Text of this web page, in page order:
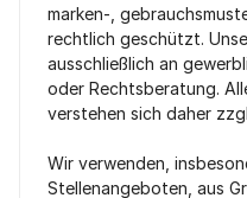
marken-,
rechtlich geschützt.
ausschließlich an
oder Rechtsberatung.
verstehen sich daher
Wir verwenden,
Stellenangeboten, aus